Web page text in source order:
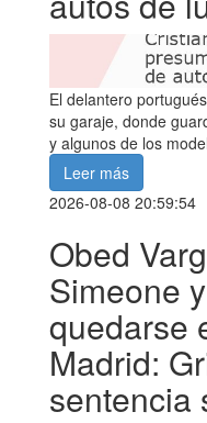
El delantero
su garaje, donde
y algunos de los
Leer más
2026-08-08 20:59:54
Obed
Simeone
quedarse
Madrid:
sentencia